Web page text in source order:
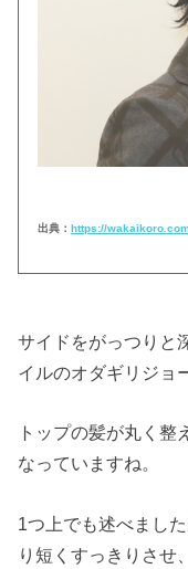
出典：https://
サイドをがっつりと
イルのオダギリジョ
トップの髪が丸く整
なっていますね。
1つ上でも述べまし
り短くすっきりさせ